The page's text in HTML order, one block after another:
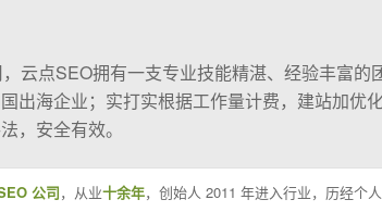
云点SEO拥有一支专业技能精湛、经验丰富
出海企业；实打实根据工作量计费，建站加
，安全有效。
公司，从业十余年，创始人 2011 年进入行业，历经个